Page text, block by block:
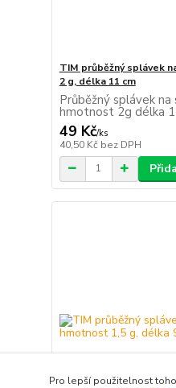
TIM průběžný splávek
2 g, délka 11 cm
Průběžný splávek
hmotnost 2g délka
49 Kč/ks
40,50 Kč bez DPH
Pro lepší použitelnost